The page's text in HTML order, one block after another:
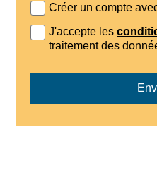
Créer un compte
J'accepte les
traitement des